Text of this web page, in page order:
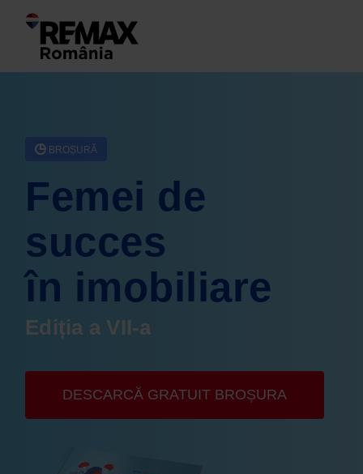
BROȘURĂ
Femei de
succes
în imobiliare
Ediția a VII-a
DESCARCĂ GRATUIT BROȘURA